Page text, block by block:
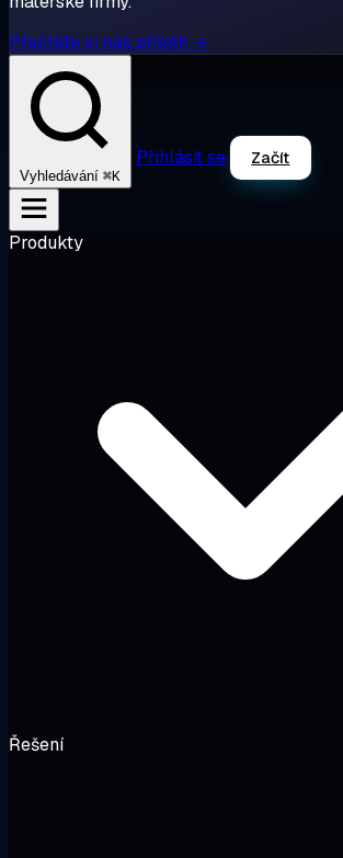
Přečtěte si náš příběh →
Vyhledávání ⌘K
Přihlásit se Začít
Produkty
Řešení